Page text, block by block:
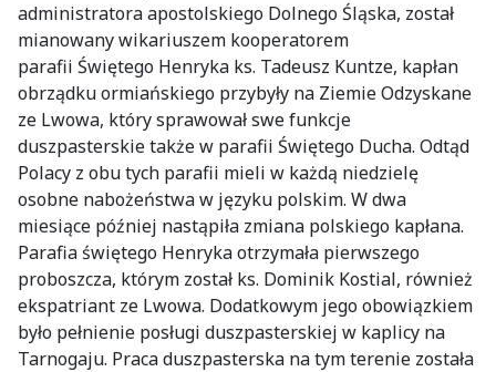
administratora apostolskiego Dolnego Śląska, został
mianowany wikariuszem kooperatorem
parafii Świętego Henryka ks. Tadeusz Kuntze, kapłan
obrządku ormiańskiego przybyły na Ziemie Odzyskane
ze Lwowa, który sprawował swe funkcje
duszpasterskie także w parafii Świętego Ducha. Odtąd
Polacy z obu tych parafii mieli w każdą niedzielę
osobne nabożeństwa w języku polskim. W dwa
miesiące później nastąpiła zmiana polskiego kapłana.
Parafia świętego Henryka otrzymała pierwszego
proboszcza, którym został ks. Dominik Kostial, również
ekspatriant ze Lwowa. Dodatkowym jego obowiązkiem
było pełnienie posługi duszpasterskiej w kaplicy na
Tarnogaju. Praca duszpasterska na tym terenie została